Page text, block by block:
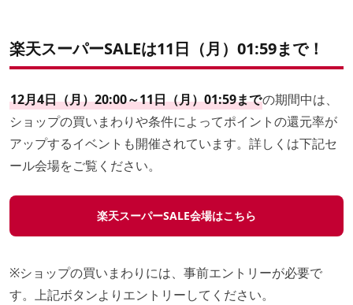
楽天スーパーSALEは11日（月）01:59まで！
12月4日（月）20:00～11日（月）01:59までの期間中は、
ショップの買いまわりや条件によってポイントの還元率が
アップするイベントも開催されています。詳しくは下記セ
ール会場をご覧ください。
楽天スーパーSALE会場はこちら
※ショップの買いまわりには、事前エントリーが必要で
す。上記ボタンよりエントリーしてください。